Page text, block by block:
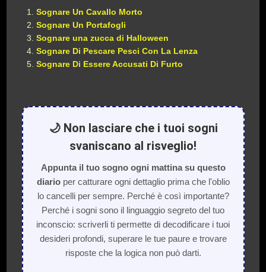
Sognare Un Cavallo Morto
Sognare Un Portafogli
Sognare una zucca di Halloween
Sognare Di Pescare Pesci Con La Lenza
Sognare Di Essere Accusati Di Furto
🌙 Non lasciare che i tuoi sogni
svaniscano al risveglio!
Appunta il tuo sogno ogni mattina su questo
diarioper catturare ogni dettaglio prima che l'oblio
lo cancelli per sempre. Perché è così importante?
Perché i sogni sono il linguaggio segreto del tuo
inconscio: scriverli ti permette di decodificare i tuoi
desideri profondi, superare le tue paure e trovare
risposte che la logica non può darti.